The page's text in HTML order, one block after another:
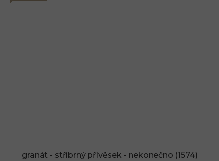
granát - stříbrný přívěsek - nekonečno (1574)